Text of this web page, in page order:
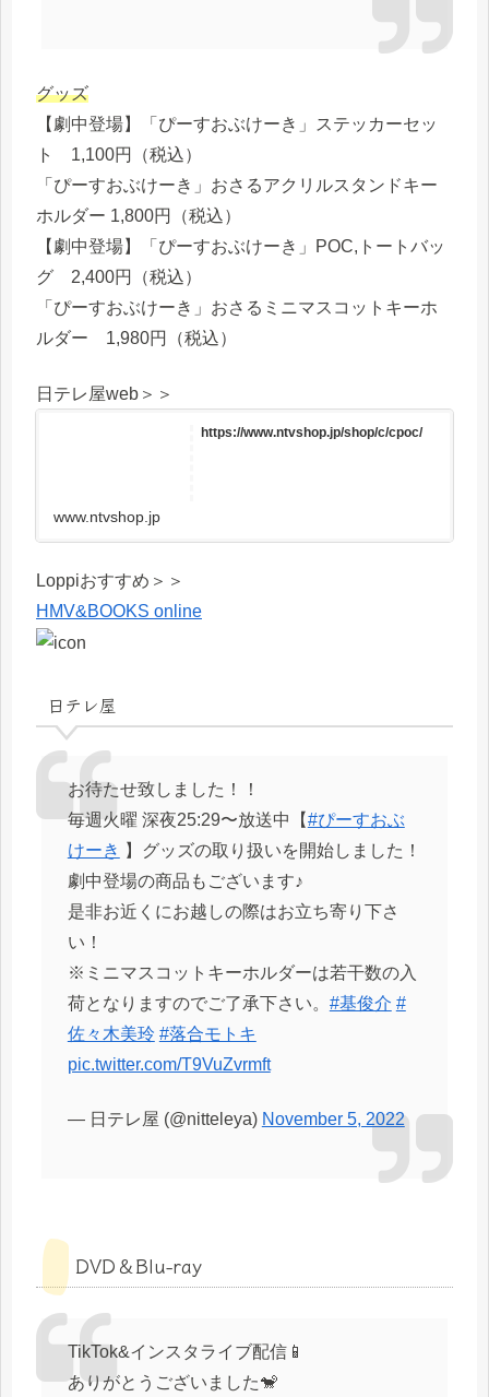
グッズ
【劇中登場】「ぴーすおぶけーき」ステッカーセッ
ト 1,100円（税込）
「ぴーすおぶけーき」おさるアクリルスタンドキー
ホルダー 1,800円（税込）
【劇中登場】「ぴーすおぶけーき」POC,トートバッ
グ 2,400円（税込）
「ぴーすおぶけーき」おさるミニマスコットキーホ
ルダー 1,980円（税込）
日テレ屋web＞＞
https://www.ntvshop.jp/shop/c/cpoc/
www.ntvshop.jp
Loppiおすすめ＞＞
HMV&BOOKS online
日テレ屋
お待たせ致しました！！
毎週火曜 深夜25:29〜放送中【#ぴーすおぶ
けーき 】グッズの取り扱いを開始しました！
劇中登場の商品もございます♪
是非お近くにお越しの際はお立ち寄り下さ
い！
※ミニマスコットキーホルダーは若干数の入
荷となりますのでご了承下さい。 #基俊介 #
佐々木美玲 #落合モトキ
pic.twitter.com/T9VuZvrmft
— 日テレ屋 (@nitteleya) November 5, 2022
DVD＆Blu-ray
TikTok&インスタライブ配信📱
ありがとうございました🐒